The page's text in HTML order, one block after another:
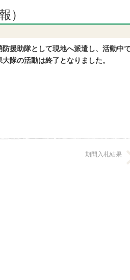
）
援助隊として現地へ派遣し、活動中
隊の活動は終了となりました。
期間入札結果